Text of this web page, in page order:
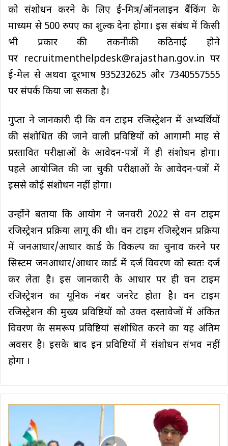
को संशोधन करने के लिए ई-मित्र/ऑनलाइन बैंकिंग के
माध्यम से 500 रुपए का शुल्क देना होगा। इस संबंध में किसी
भी प्रकार की तकनीकी कठिनाई होने
पर recruitmenthelpdesk@rajasthan.gov.in पर
ई-मेल से अथवा दूरभाष 935232625 और 7340557555
पर संपर्क किया जा सकता है।
गुप्ता ने जानकारी दी कि वन टाइम रजिस्ट्रेशन में अभ्यर्थियों
की संशोधित की जाने वाली प्रविष्टियों को आगामी माह से
प्रस्तावित परीक्षाओं के आवेदन-पत्रों में ही संशोधन होगा।
पहले आयोजित की जा चुकी परीक्षाओं के आवेदन-पत्रों में
इससे कोई संशोधन नहीं होगा।
उन्होंने बताया कि आयोग ने जनवरी 2022 से वन टाइम
रजिस्ट्रेशन प्रक्रिया लागू की थी। वन टाइम रजिस्ट्रेशन प्रक्रिया
में जनआधार/आधार कार्ड के विकल्प का चुनाव करने पर
सिस्टम जनआधार/आधार कार्ड में दर्ज विवरण को स्वतः दर्ज
कर लेता है। इस जानकारी के आधार पर ही वन टाइम
रजिस्ट्रेशन का यूनिक नंबर जनरेट होता है। वन टाइम
रजिस्ट्रेशन की मुख्य प्रविष्टियों को उक्त दस्तावेजों में अंकित
विवरण के समरूप प्रविष्टियां संशोधित करने का यह अंतिम
अवसर है। इसके बाद इन प्रविष्टियों में संशोधन संभव नहीं
होगा ।